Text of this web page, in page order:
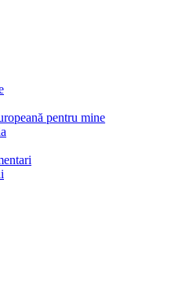
pentru mine